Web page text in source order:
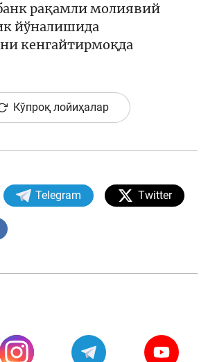
рақамли молиявий
йўналишида
кенгайтирмоқда
Кўпроқ лойиҳалар
Telegram Twitter